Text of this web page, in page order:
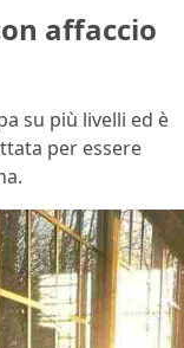
affaccio
su più livelli ed è
per essere